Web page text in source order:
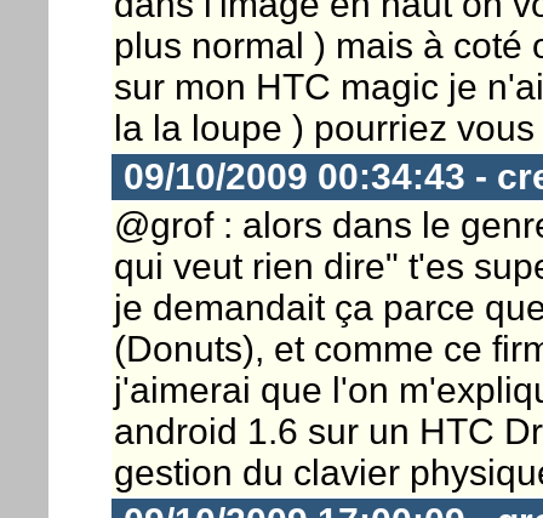
plus normal ) mais à coté
sur mon HTC magic je
la la loupe ) pourriez
09/10/2009 00:34:43 -
@grof : alors dans le
qui veut rien dire" t'es
je demandait ça parce
(Donuts), et comme ce
j'aimerai que l'on
android 1.6 sur un HTC
gestion du clavier